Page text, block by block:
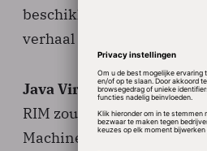
beschikken. Enkele
verhaal met soortgelijke
Java Virtual Machine
RIM zou Android-support
Machine (JVM) die draait